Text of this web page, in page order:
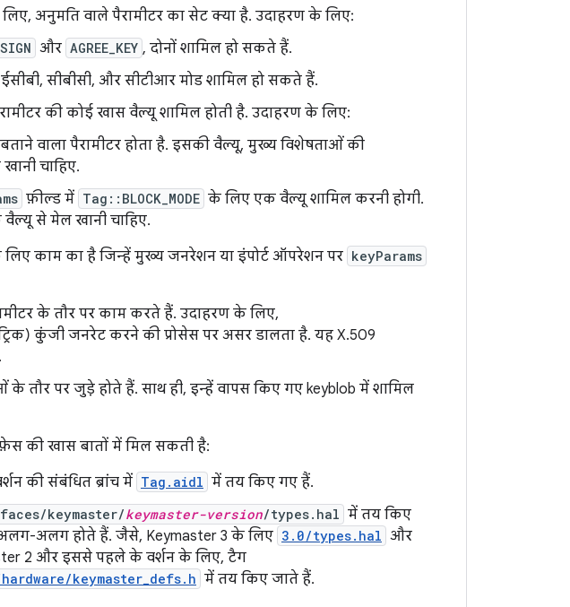
अनुमति वाले पैरामीटर का सेट क्या है. उदाहरण के लिए:
SIGN और AGREE_KEY , दोनों शामिल हो सकते हैं.
सीबीसी, और सीटीआर मोड शामिल हो सकते हैं.
की कोई खास वैल्यू शामिल होती है. उदाहरण के लिए:
वाला पैरामीटर होता है. इसकी वैल्यू, मुख्य विशेषताओं की
चाहिए.
फ़ील्ड में Tag::BLOCK_MODE के लिए एक वैल्यू शामिल करनी होगी.
से मेल खानी चाहिए.
काम का है जिन्हें मुख्य जनरेशन या इंपोर्ट ऑपरेशन पर keyParams
के तौर पर काम करते हैं. उदाहरण के लिए,
कुंजी जनरेट करने की प्रोसेस पर असर डालता है. यह X.509
पर जुड़े होते हैं. साथ ही, इन्हें वापस किए गए keyblob में शामिल
की खास बातों में मिल सकती है:
की संबंधित ब्रांच में Tag.aidl में तय किए गए हैं.
keymaster/keymaster-version/types.hal में तय किए
अलग होते हैं. जैसे, Keymaster 3 के लिए 3.0/types.hal और
2 और इससे पहले के वर्शन के लिए, टैग
keymaster_defs.h में तय किए जाते हैं.